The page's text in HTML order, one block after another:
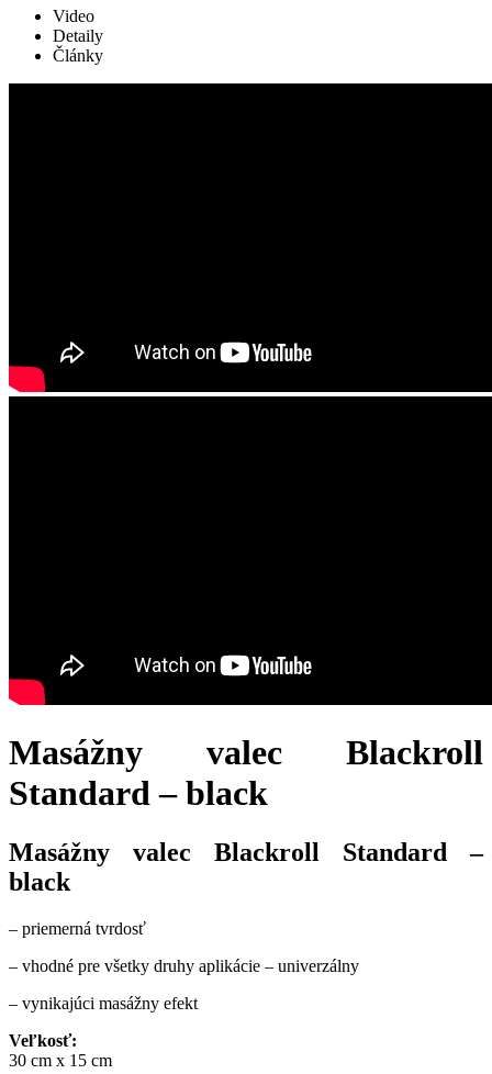
Video
Detaily
Články
Masážny valec Blackroll
Standard – black
Masážny valec Blackroll Standard –
black
– priemerná tvrdosť
– vhodné pre všetky druhy aplikácie – univerzálny
– vynikajúci masážny efekt
Veľkosť:
30 cm x 15 cm